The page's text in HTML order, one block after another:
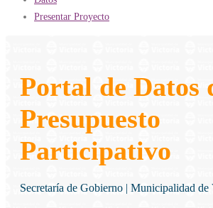
Presentar Proyecto
Portal de Datos
Presupuesto
Participativo
Secretaría de Gobierno | Municipalidad de